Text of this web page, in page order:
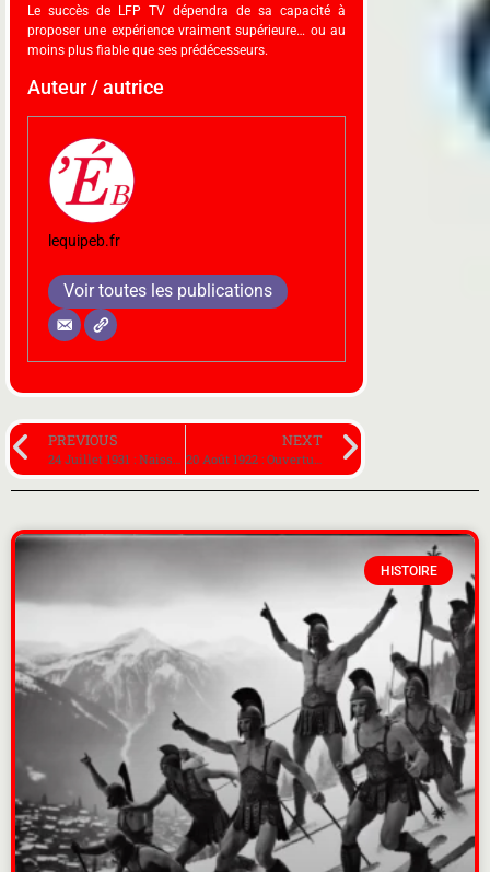
Le succès de LFP TV dépendra de sa capacité à
proposer une expérience vraiment supérieure… ou au
moins plus fiable que ses prédécesseurs.
Auteur / autrice
lequipeb.fr
Voir toutes les publications
PREVIOUS
24 Juillet 1931 : Naissance du navigateur Eric Tabarly, à l’âge de 63 ans
NEXT
20 Août 1922 : Ouverture des premiers jeux olympiques féminins à Paris. Ci-dessus, l’épreuve reine de Natation dans la Seine. Chapeau mesdames !
HISTOIRE